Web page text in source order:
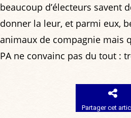
beaucoup d’électeurs savent
donner la leur, et parmi eux,
animaux de compagnie mais
PA ne convainc pas du tout :
Partager cet